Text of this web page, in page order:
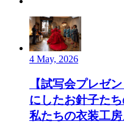
4 May, 2026
【試写会プレゼ
にしたお針子た
私たちの衣装工房